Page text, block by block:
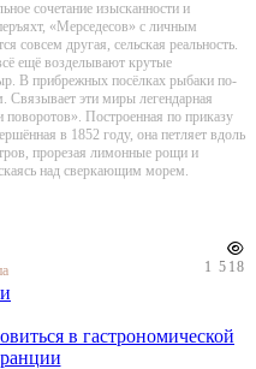
сочетание изысканности и
«Мерседесов» с личным
совсем другая, сельская реальность.
ещё возделывают крутые
В прибрежных посёлках рыбаки по-
Связывает эти миры легендарная
Построенная по приказу
в 1852 году, она петляет вдоль
прорезая лимонные рощи и
над сверкающим морем.
1 518
в гастрономической